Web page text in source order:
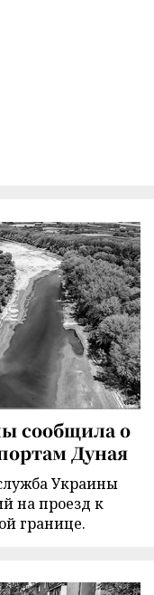
сообщила о
Дуная
Украины
на проезд к
границе.